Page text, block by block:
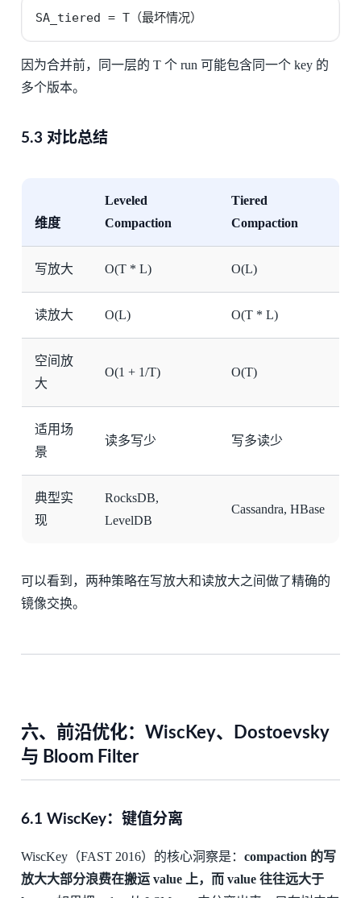
SA_tiered = T（最坏情况）
因为合并前，同一层的 T 个 run 可能包含同一个 key 的
多个版本。
5.3 对比总结
维度
Leveled
Compaction
Tiered
Compaction
写放大 O(T * L) O(L)
读放大 O(L) O(T * L)
空间放
大
O(1 + 1/T) O(T)
适用场
景
读多写少 写多读少
典型实
现
RocksDB,
LevelDB
Cassandra, HBase
可以看到，两种策略在写放大和读放大之间做了精确的
镜像交换。
六、前沿优化：WiscKey、Dostoevsky
与 Bloom Filter
6.1 WiscKey：键值分离
WiscKey（FAST 2016）的核心洞察是： compaction 的写
放大大部分浪费在搬运 value 上，而 value 往往远大于